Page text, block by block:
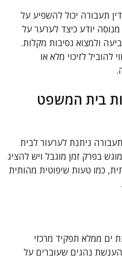
דין תעבורה יכול להשפיע על
יודע כיצד לערער על
ולמצוא נסיבות מקלות.
לזיכוי מלא או
בית המשפט
ניתנת לערעור לבית
בפרק זמן מוגבל ויש להציג
כמו טעות שיפוטית מהותית
ים ממלא תפקיד מרכזי
נהגים שעוברים על